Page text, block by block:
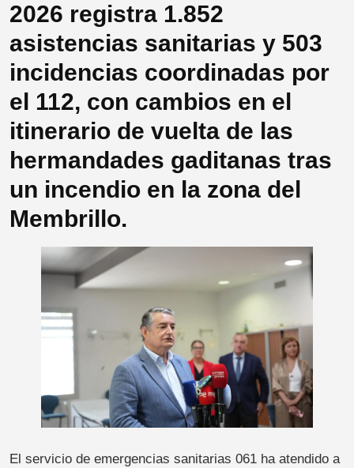
2026 registra 1.852
asistencias sanitarias y 503
incidencias coordinadas por
el 112, con cambios en el
itinerario de vuelta de las
hermandades gaditanas tras
un incendio en la zona del
Membrillo.
El servicio de emergencias sanitarias 061 ha atendido a